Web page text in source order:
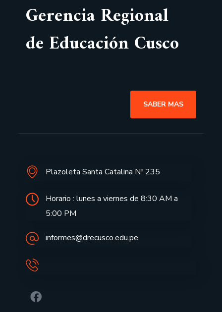
Gerencia Regional
de Educación Cusco
SABER MAS
Plazoleta Santa Catalina Nº 235
Horario : lunes a viernes de 8:30 AM a
5:00 PM
informes@drecusco.edu.pe